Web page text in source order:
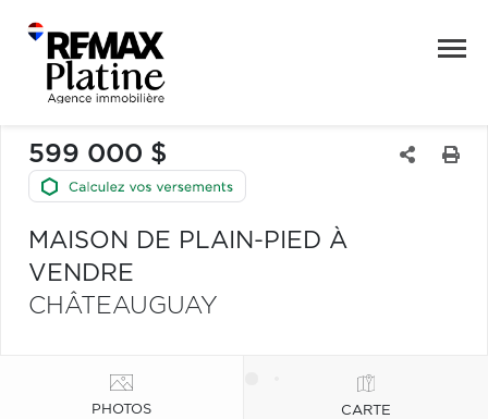
599 000 $
MAISON DE PLAIN-PIED À
VENDRE
CHÂTEAUGUAY
PHOTOS CARTE